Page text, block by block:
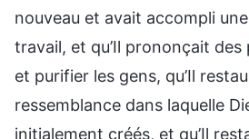
nouveau et avait accompli
travail, et qu’Il prononçait
et purifier les gens, qu’Il
ressemblance dans laquelle
initialement créés, et qu’Il